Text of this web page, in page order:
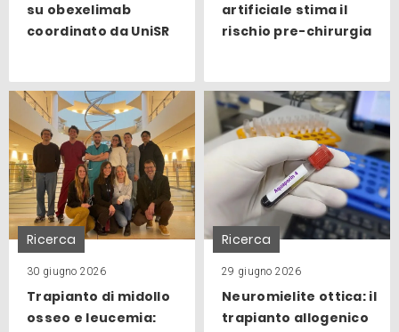
su obexelimab
coordinato da UniSR
artificiale stima il
rischio pre-chirurgia
Ricerca
30 giugno 2026
Trapianto di midollo
osseo e leucemia:
Ricerca
29 giugno 2026
Neuromielite ottica: il
trapianto allogenico